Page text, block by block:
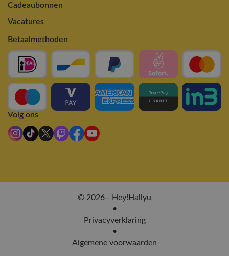
Cadeaubonnen
Vacatures
Betaalmethoden
Volg ons
© 2026 - Hey!Hallyu
•
Privacyverklaring
•
Algemene voorwaarden